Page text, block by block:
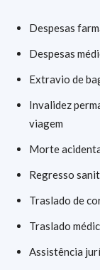
Despesas
Despesas
Extravio de
Invalidez
viagem
Morte
Regresso
Traslado de
Traslado
Assistência